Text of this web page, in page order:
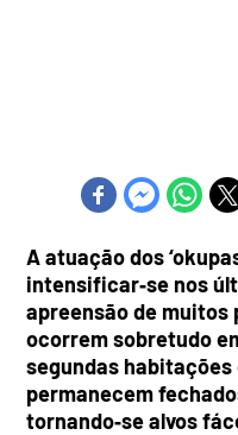
A atuação dos
intensificar‑se nos
apreensão de
ocorrem sobretudo
segundas habitações
permanecem
tornando‑se alvos